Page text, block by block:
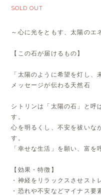
SOLD OUT
～心に光をともす、太陽のエ
【この石が届けるもの】
「太陽のように希望を灯し、
メッセージが伝わる天然石
シトリンは「太陽の石」と呼
す。
心を明るくし、不安を祓いな
す。
「幸せな生活」を願い、富を
【効果・特徴】
・神経をリラックスさせスト
・恐れや不安などマイナス要